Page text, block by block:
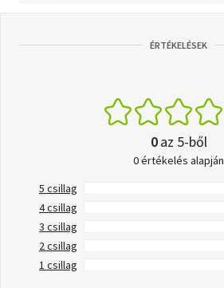
ÉRTÉKELÉSEK
0az 5-ből
0 értékelés alapján
5 csillag
4 csillag
3 csillag
2 csillag
1 csillag